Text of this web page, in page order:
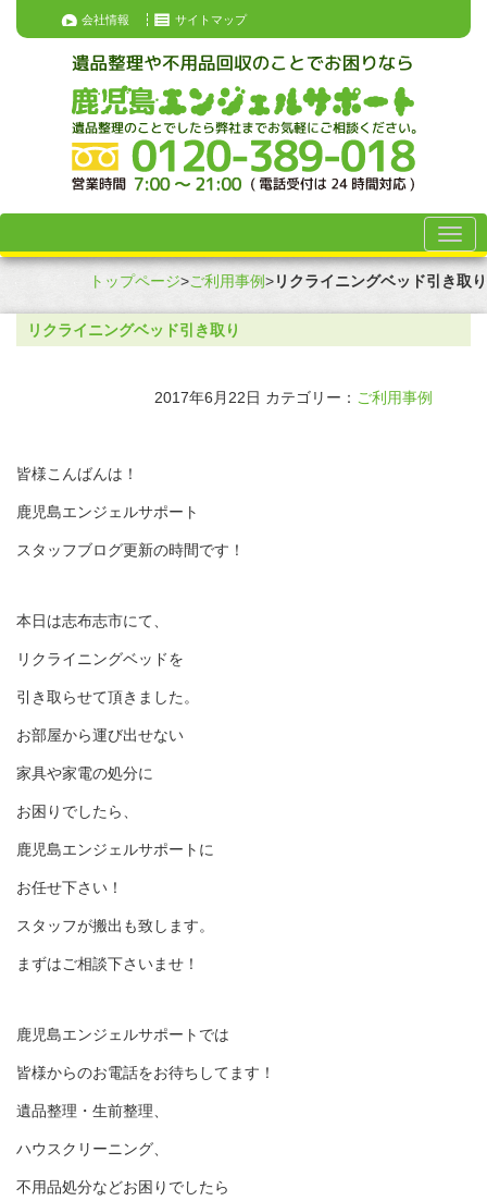
会社情報 サイトマップ
トップページ>ご利用事例>リクライニングベッド引き取り
リクライニングベッド引き取り
2017年6月22日 カテゴリー： ご利用事例
皆様こんばんは！
鹿児島エンジェルサポート
スタッフブログ更新の時間です！
本日は志布志市にて、
リクライニングベッドを
引き取らせて頂きました。
お部屋から運び出せない
家具や家電の処分に
お困りでしたら、
鹿児島エンジェルサポートに
お任せ下さい！
スタッフが搬出も致します。
まずはご相談下さいませ！
鹿児島エンジェルサポートでは
皆様からのお電話をお待ちしてます！
遺品整理・生前整理、
ハウスクリーニング、
不用品処分などお困りでしたら